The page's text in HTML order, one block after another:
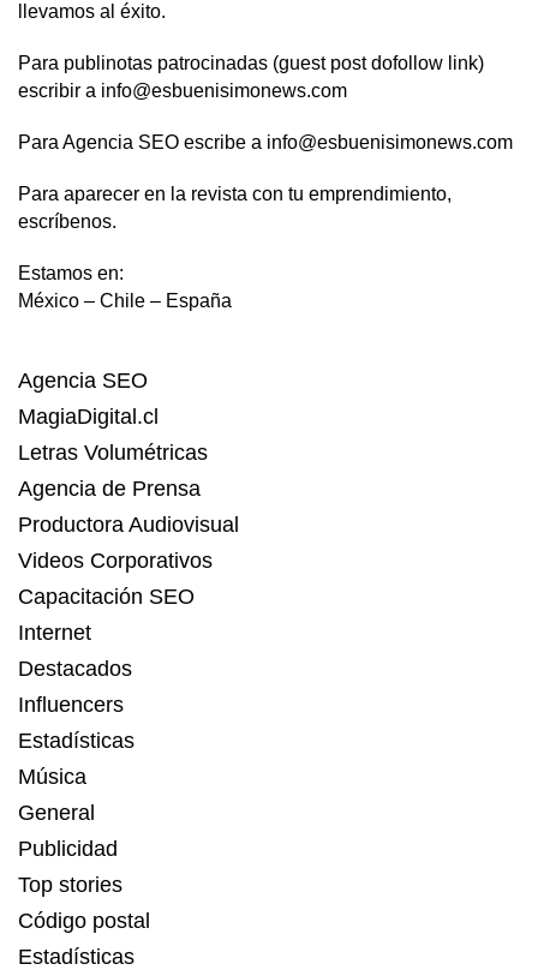
llevamos al éxito.
Para publinotas patrocinadas (guest post dofollow link)
escribir a info@esbuenisimonews.com
Para Agencia SEO escribe a info@esbuenisimonews.com
Para aparecer en la revista con tu emprendimiento,
escríbenos.
Estamos en:
México – Chile – España
Agencia SEO
MagiaDigital.cl
Letras Volumétricas
Agencia de Prensa
Productora Audiovisual
Videos Corporativos
Capacitación SEO
Internet
Destacados
Influencers
Estadísticas
Música
General
Publicidad
Top stories
Código postal
Estadísticas